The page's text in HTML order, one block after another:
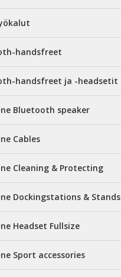
handsfreet
handsfreet ja -headsetit
Bluetooth speaker
Cables
Cleaning & Protecting
Dockingstations & Stands
Headset Fullsize
Sport accessories